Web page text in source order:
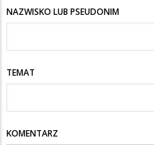
NAZWISKO LUB PSEUDONIM
TEMAT
KOMENTARZ